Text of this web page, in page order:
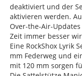
deaktiviert und der
aktivieren werden.
Over-the-Air-
Zeit immer besser
Eine RockShox Lyrik
mm Federweg und
mit 120 mm sorgen